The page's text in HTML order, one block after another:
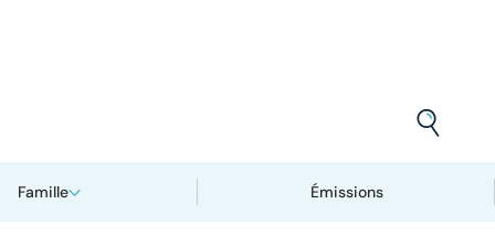
Famille Émissions